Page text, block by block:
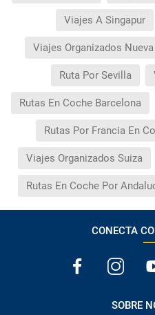
Viajes A Singapur
Viajes Organizados
Ruta Por Sevilla
Rutas En Coche Barcelona
Rutas Por Francia En
Viajes Organizados Suiza
Rutas En Coche Por
CONECTA
SOBRE